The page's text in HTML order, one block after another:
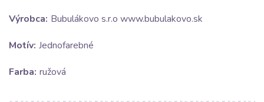
Výrobca: Bubulákovo s.r.o www.bubulakovo.sk
Motív: Jednofarebné
Farba: ružová